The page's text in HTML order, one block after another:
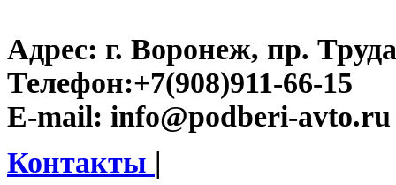
Адрес: г. Воронеж, пр.
Телефон:+7(908)911-66-15
E-mail: info@podberi-avto.ru
Контакты |